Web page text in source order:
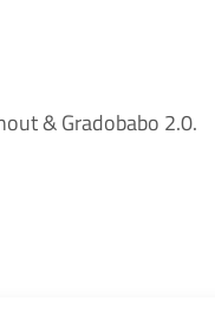
& Gradobabo 2.0.